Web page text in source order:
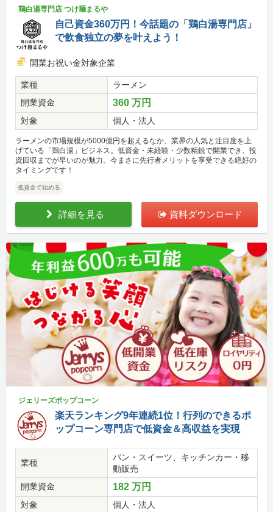
鶏白湯専門店 つけ麺まるや
自己資金360万円！今話題の「鶏白湯専門店」
で飲食独立の夢を叶えよう！
開業お祝い金対象企業
業種
ラーメン
開業資金
360 万円
対象 個人・法人
ラーメンの市場規模が5000億円を超えるなか、業界の人気と注目度を上
げている「鶏白湯」ビジネス。低資金・未経験・少数精鋭で開業でき、投
資回収までが早いのが魅力。今まさに先行者メリットを享受できる絶好の
タイミングです！
低資金で始める
詳細を見る 資料ダウンロード
ジェリーズポップコーン
楽天ランキング9年連続1位！行列のできるポ
ップコーン専門店で低資金＆高収益を実現
業種
パン・スイーツ、キッチンカー・移
動販売
開業資金
182 万円
対象 個人・法人